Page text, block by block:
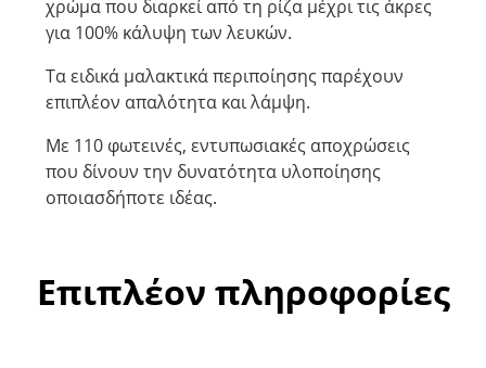
χρώμα που διαρκεί από τη ρίζα μέχρι τις άκρες
για 100% κάλυψη των λευκών.
Τα ειδικά μαλακτικά περιποίησης παρέχουν
επιπλέον απαλότητα και λάμψη.
Με 110 φωτεινές, εντυπωσιακές αποχρώσεις
που δίνουν την δυνατότητα υλοποίησης
οποιασδήποτε ιδέας.
Επιπλέον πληροφορίες